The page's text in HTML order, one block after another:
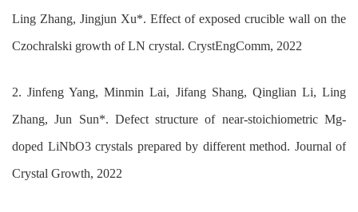
Ling Zhang, Jingjun Xu*. Effect of exposed crucible wall on the
Czochralski growth of LN crystal. CrystEngComm, 2022
2.Jinfeng Yang, Minmin Lai, Jifang Shang, Qinglian Li, Ling
Zhang, Jun Sun*. Defect structure of near-stoichiometric Mg-
doped LiNbO3 crystals prepared by different method. Journal of
Crystal Growth, 2022